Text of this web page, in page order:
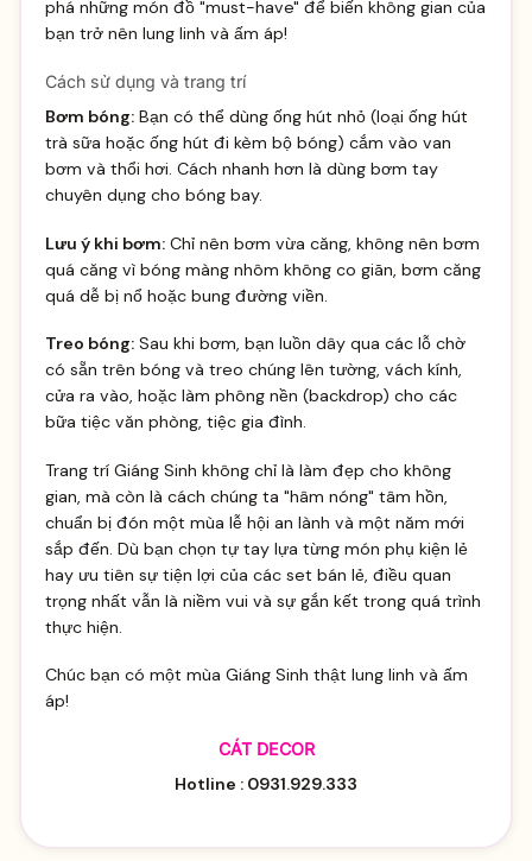
phá những món đồ "must-have" để biến không gian của
bạn trở nên lung linh và ấm áp!
Cách sử dụng và trang trí
Bơm bóng:Bạn có thể dùng ống hút nhỏ (loại ống hút
trà sữa hoặc ống hút đi kèm bộ bóng) cắm vào van
bơm và thổi hơi. Cách nhanh hơn là dùng bơm tay
chuyên dụng cho bóng bay.
Lưu ý khi bơm:Chỉ nên bơm vừa căng, không nên bơm
quá căng vì bóng màng nhôm không co giãn, bơm căng
quá dễ bị nổ hoặc bung đường viền.
Treo bóng:Sau khi bơm, bạn luồn dây qua các lỗ chờ
có sẵn trên bóng và treo chúng lên tường, vách kính,
cửa ra vào, hoặc làm phông nền (backdrop) cho các
bữa tiệc văn phòng, tiệc gia đình.
Trang trí Giáng Sinh không chỉ là làm đẹp cho không
gian, mà còn là cách chúng ta "hâm nóng" tâm hồn,
chuẩn bị đón một mùa lễ hội an lành và một năm mới
sắp đến. Dù bạn chọn tự tay lựa từng món phụ kiện lẻ
hay ưu tiên sự tiện lợi của các set bán lẻ, điều quan
trọng nhất vẫn là niềm vui và sự gắn kết trong quá trình
thực hiện.
Chúc bạn có một mùa Giáng Sinh thật lung linh và ấm
áp!
CÁT DECOR
Hotline : 0931.929.333